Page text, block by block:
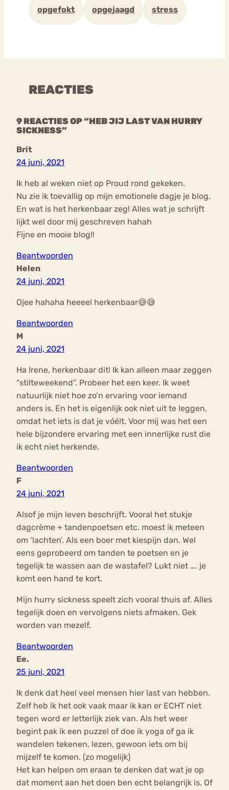
opgefokt opgejaagd stress
REACTIES
9 REACTIES OP “HEB JIJ LAST VAN HURRY
SICKNESS”
Brit
24 juni, 2021
Ik heb al weken niet op Proud rond gekeken.
Nu zie ik toevallig op mijn emotionele dagje je blog.
En wat is het herkenbaar zeg! Alles wat je schrijft
lijkt wel door mij geschreven hahah
Fijne en mooie blog!!
Beantwoorden
Helen
24 juni, 2021
Ojee hahaha heeeel herkenbaar😅😅
Beantwoorden
M
24 juni, 2021
Ha Irene, herkenbaar dit! Ik kan alleen maar zeggen
“stilteweekend”. Probeer het een keer. Ik weet
natuurlijk niet hoe zo’n ervaring voor iemand
anders is. En het is eigenlijk ook niet uit te leggen,
omdat het iets is dat je vóélt. Voor mij was het een
hele bijzondere ervaring met een innerlijke rust die
ik echt niet herkende.
Beantwoorden
F
24 juni, 2021
Alsof je mijn leven beschrijft. Vooral het stukje
dagcrème + tandenpoetsen etc. moest ik meteen
om ‘lachten’. Als een boer met kiespijn dan. Wel
eens geprobeerd om tanden te poetsen en je
tegelijk te wassen aan de wastafel? Lukt niet …. je
komt een hand te kort.
Mijn hurry sickness speelt zich vooral thuis af. Alles
tegelijk doen en vervolgens niets afmaken. Gek
worden van mezelf.
Beantwoorden
Ee.
25 juni, 2021
Ik denk dat heel veel mensen hier last van hebben.
Zelf heb ik het ook vaak maar ik kan er ECHT niet
tegen word er letterlijk ziek van. Als het weer
begint pak ik een puzzel of doe ik yoga of ga ik
wandelen tekenen, lezen, gewoon iets om bij
mijzelf te komen. (zo mogelijk)
Het kan helpen om eraan te denken dat wat je op
dat moment aan het doen ben echt belangrijk is. Of